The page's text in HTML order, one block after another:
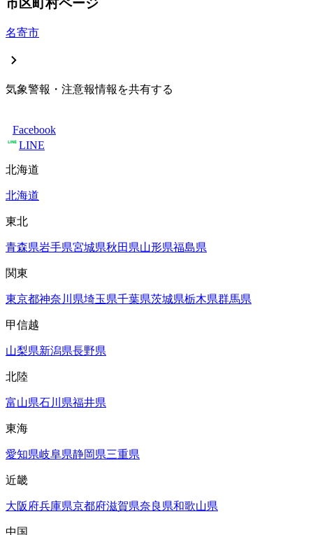
市区町村ページ
名寄市
気象警報・注意報情報を共有する
Facebook
LINE
北海道
北海道
東北
青森県岩手県宮城県秋田県山形県福島県
関東
東京都神奈川県埼玉県千葉県茨城県栃木県群馬県
甲信越
山梨県新潟県長野県
北陸
富山県石川県福井県
東海
愛知県岐阜県静岡県三重県
近畿
大阪府兵庫県京都府滋賀県奈良県和歌山県
中国